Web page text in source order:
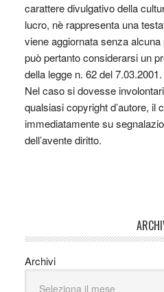
carattere divulgativo della
lucro, nè rappresenta una
viene aggiornata senza
può pertanto considerarsi un
della legge n. 62 del 7.03.2001.
Nel caso si dovesse
qualsiasi copyright d’autore, il
immediatamente su
dell’avente diritto.
Archivi